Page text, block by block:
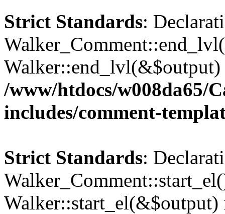
Strict Standards:
/www/htdocs/w008da65/
includes/comment-
Strict Standards:
Walker::start_el(&$output)